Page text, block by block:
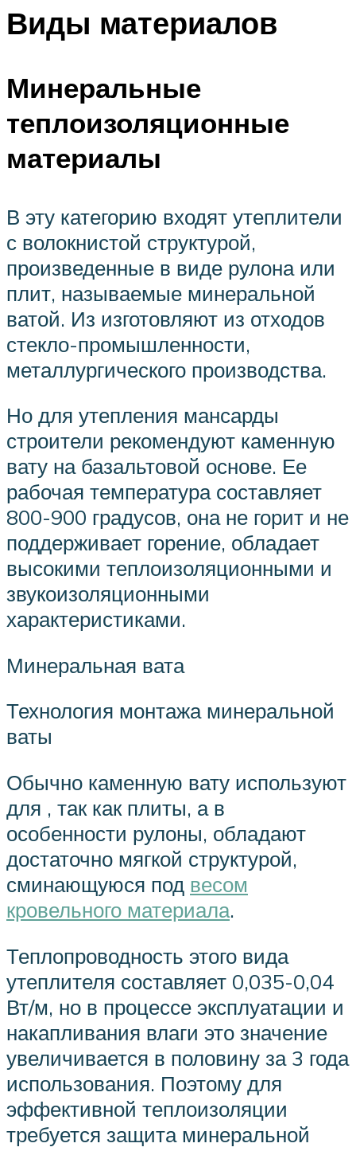
Виды материалов
Минеральные
теплоизоляционные
материалы
В эту категорию входят утеплители
с волокнистой структурой,
произведенные в виде рулона или
плит, называемые минеральной
ватой. Из изготовляют из отходов
стекло-промышленности,
металлургического производства.
Но для утепления мансарды
строители рекомендуют каменную
вату на базальтовой основе. Ее
рабочая температура составляет
800-900 градусов, она не горит и не
поддерживает горение, обладает
высокими теплоизоляционными и
звукоизоляционными
характеристиками.
Минеральная вата
Технология монтажа минеральной
ваты
Обычно каменную вату используют
для , так как плиты, а в
особенности рулоны, обладают
достаточно мягкой структурой,
сминающуюся под весом
кровельного материала.
Теплопроводность этого вида
утеплителя составляет 0,035-0,04
Вт/м, но в процессе эксплуатации и
накапливания влаги это значение
увеличивается в половину за 3 года
использования. Поэтому для
эффективной теплоизоляции
требуется защита минеральной